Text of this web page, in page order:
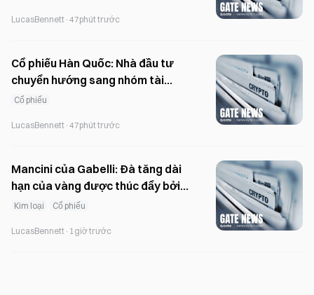
LucasBennett · 47phút trước
Cổ phiếu Hàn Quốc: Nhà đầu tư
chuyển hướng sang nhóm tài
chính và mỹ phẩm trong bối cảnh
Cổ phiếu
LucasBennett · 47phút trước
Mancini của Gabelli: Đà tăng dài
hạn của vàng được thúc đẩy bởi
nợ và quá trình phi đô la hóa
Kim loại Cổ phiếu
LucasBennett · 1giờ trước